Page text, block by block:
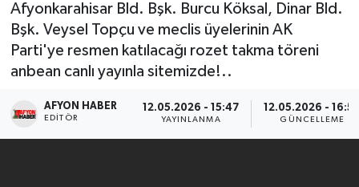
Afyonkarahisar Bld. Bşk. Burcu Köksal, Dinar Bld.
Bşk. Veysel Topçu ve meclis üyelerinin AK
Parti'ye resmen katılacağı rozet takma töreni
anbean canlı yayınla sitemizde!..
AFYON HABER
EDITÖR
12.05.2026 - 15:47
YAYINLANMA
12.05.2026 -
GÜNCELLEME
Sivil Toplum
Ekonomi
Magazin